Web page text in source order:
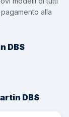
alla
DBS
DBS